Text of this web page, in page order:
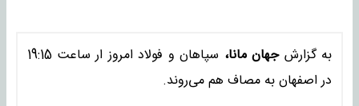
به گزارشجهان مانا،
سپاهان و فولاد امروز ار ساعت 19:15
در اصفهان به مصاف هم می‌روند.